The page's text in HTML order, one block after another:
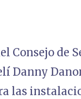
Consejo de
Danny
las